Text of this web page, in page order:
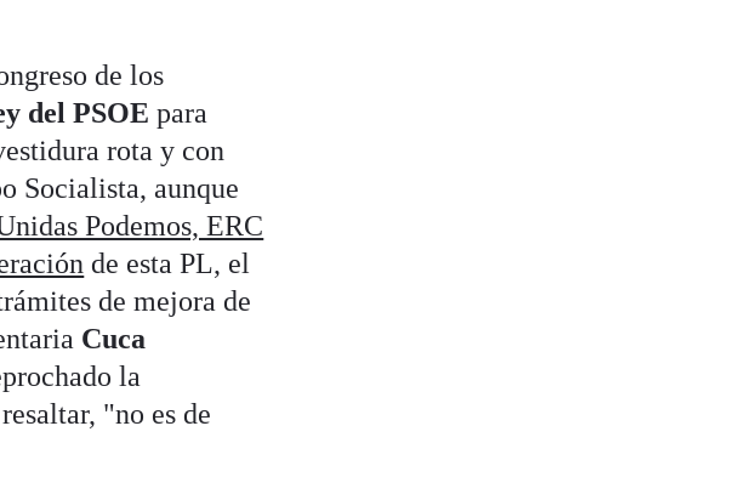
de los
del PSOE para
rota y con
Socialista, aunque
Podemos, ERC
de esta PL, el
de mejora de
Cuca
la
"no es de